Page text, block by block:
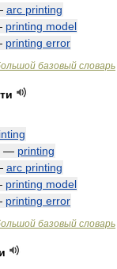
arc printing
printing model
printing error
базовый словарь
— printing
arc printing
printing model
printing error
базовый словарь